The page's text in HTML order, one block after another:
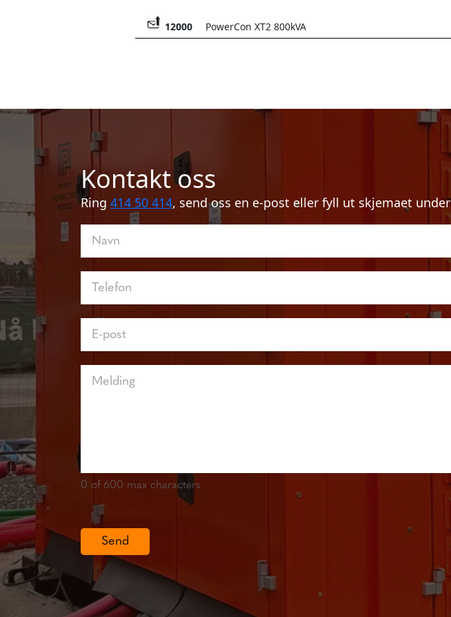
12000 PowerCon XT2 800kVA
Kontakt oss
Ring 414 50 414, send oss en e-post eller fyll ut skjemaet under
Kontakt
0 of 600 max characters
Send